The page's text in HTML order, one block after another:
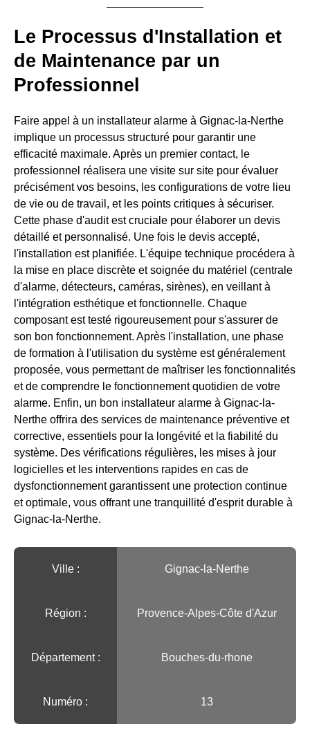
Le Processus d'Installation et
de Maintenance par un
Professionnel
Faire appel à un installateur alarme à Gignac-la-Nerthe
implique un processus structuré pour garantir une
efficacité maximale. Après un premier contact, le
professionnel réalisera une visite sur site pour évaluer
précisément vos besoins, les configurations de votre lieu
de vie ou de travail, et les points critiques à sécuriser.
Cette phase d'audit est cruciale pour élaborer un devis
détaillé et personnalisé. Une fois le devis accepté,
l'installation est planifiée. L'équipe technique procédera à
la mise en place discrète et soignée du matériel (centrale
d'alarme, détecteurs, caméras, sirènes), en veillant à
l'intégration esthétique et fonctionnelle. Chaque
composant est testé rigoureusement pour s'assurer de
son bon fonctionnement. Après l'installation, une phase
de formation à l'utilisation du système est généralement
proposée, vous permettant de maîtriser les fonctionnalités
et de comprendre le fonctionnement quotidien de votre
alarme. Enfin, un bon installateur alarme à Gignac-la-
Nerthe offrira des services de maintenance préventive et
corrective, essentiels pour la longévité et la fiabilité du
système. Des vérifications régulières, les mises à jour
logicielles et les interventions rapides en cas de
dysfonctionnement garantissent une protection continue
et optimale, vous offrant une tranquillité d'esprit durable à
Gignac-la-Nerthe.
Ville :️ Gignac-la-Nerthe
Région :️ Provence-Alpes-Côte d'Azur
Département : Bouches-du-rhone
Numéro : 13